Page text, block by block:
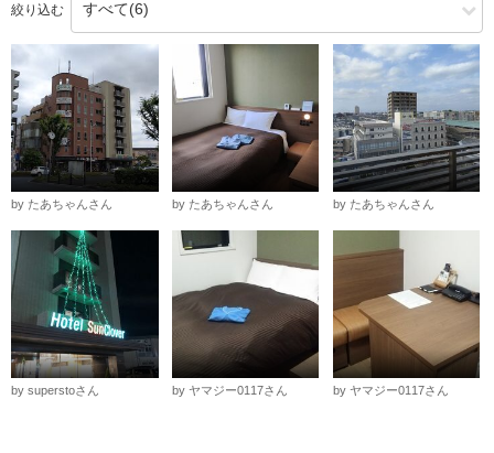
絞り込む
by たあちゃんさん by たあちゃんさん by たあちゃんさん
by superstoさん by ヤマジー0117さん by ヤマジー0117さん